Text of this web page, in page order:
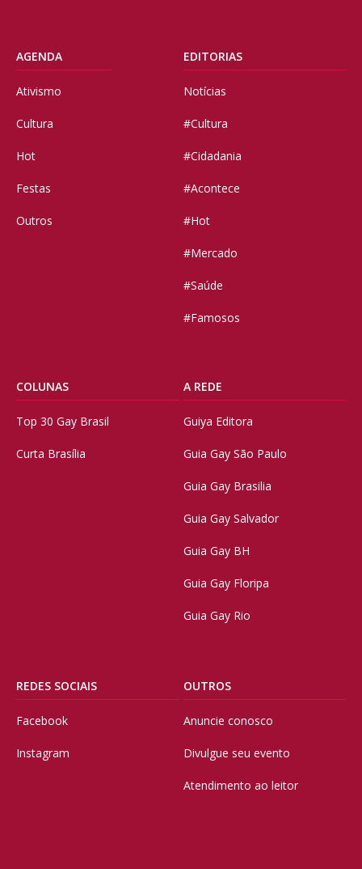
AGENDA
Ativismo
Cultura
Hot
Festas
Outros
EDITORIAS
Notícias
#Cultura
#Cidadania
#Acontece
#Hot
#Mercado
#Saúde
#Famosos
COLUNAS
Top 30 Gay Brasil
Curta Brasília
A REDE
Guiya Editora
Guia Gay São Paulo
Guia Gay Brasilia
Guia Gay Salvador
Guia Gay BH
Guia Gay Floripa
Guia Gay Rio
REDES SOCIAIS
Facebook
Instagram
OUTROS
Anuncie conosco
Divulgue seu evento
Atendimento ao leitor